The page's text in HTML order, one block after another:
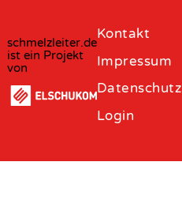
schmelzleiter.de
ist ein Projekt
von
Kontakt
Impressum
Datenschutz
Login